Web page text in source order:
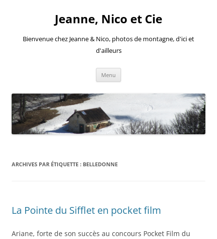
Jeanne, Nico et Cie
Bienvenue chez Jeanne & Nico, photos de montagne, d'ici et
d'ailleurs
Menu
ARCHIVES PAR ÉTIQUETTE : BELLEDONNE
La Pointe du Sifflet en pocket film
Ariane, forte de son succès au concours Pocket Film du